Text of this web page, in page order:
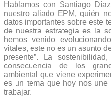
Hablamos con Santiago
nuestro aliado EPM, quién
datos importantes sobre este
de nuestra estrategia es la
hemos venido
vitales, este no es un asunto
presente”. La
consecuencia de los
ambiental que viene
es un tema que hoy nos
trabajar.